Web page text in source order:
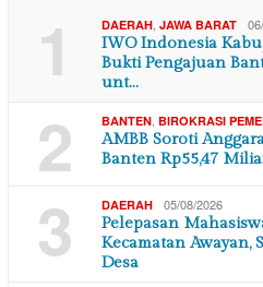
1 DAERAH JAWA BARAT
IWO Indonesia
Bukti Pengajuan
unt…
2 BANTEN BIROKRASI
AMBB Soroti
Banten Rp55,47
3 DAERAH 05/08/2026
Pelepasan
Kecamatan Awayan,
Desa